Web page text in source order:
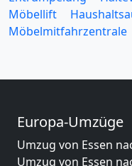
Möbellift
Möbelmitfahrzentrale
Europa-Umzüge
Umzug von Essen
Umzug von Essen